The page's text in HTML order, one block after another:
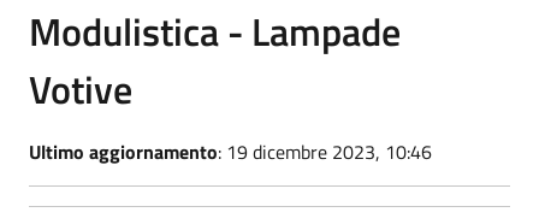
Modulistica - Lampade
Votive
Ultimo aggiornamento: 19 dicembre 2023, 10:46